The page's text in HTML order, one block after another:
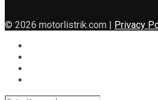
© 2026 motorlistrik.com | Privacy